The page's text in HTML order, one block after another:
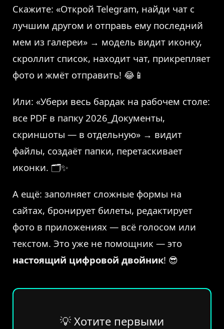
Скажите: «Открой Telegram, найди чат с
лучшим другом и отправь ему последний
мем из галереи» → модель видит иконку,
скроллит список, находит чат, прикрепляет
фото и жмёт отправить! 😂📱
Или: «Убери весь бардак на рабочем столе:
все PDF в папку 2026_Документы,
скриншоты — в отдельную» → видит
файлы, создаёт папки, перетаскивает
иконки. 🗂️✨
А ещё: заполняет сложные формы на
сайтах, бронирует билеты, редактирует
фото в приложениях — всё голосом или
текстом. Это уже не помощник — это
настоящий цифровой двойник! 😎
💡 Хотите первыми